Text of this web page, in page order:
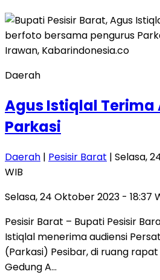
Daerah
Agus Istiqlal Terima
Parkasi
Daerah | Pesisir Barat | Selasa,
WIB
Selasa, 24 Oktober 2023 - 18:37
Pesisir Barat – Bupati Pesisir
Istiqlal menerima audiensi
(Parkasi) Pesibar, di ruang
Gedung A…